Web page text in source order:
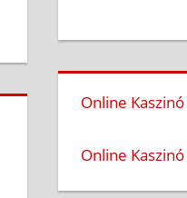
Online Kaszinó
Online Kaszinó